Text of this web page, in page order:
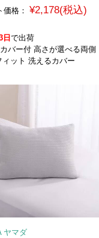
価格： ¥2,178(税込)
日で出荷
バー付 高さが選べる両側
ィット 洗えるカバー
ヤマダ